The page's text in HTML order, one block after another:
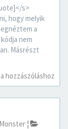
s>
hogy melyik
a
nem
Másrészt
hozzászóláshoz
Monster ¦